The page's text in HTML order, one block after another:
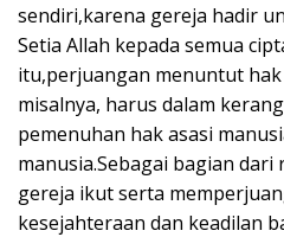
sendiri,karena gereja hadir
Setia Allah kepada semua
itu,perjuangan menuntut
misalnya, harus dalam
pemenuhan hak asasi
manusia.Sebagai bagian
gereja ikut serta
kesejahteraan dan keadilan